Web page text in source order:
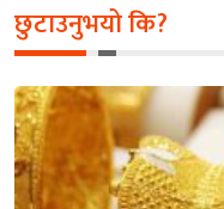
छुटाउनुभयो कि?